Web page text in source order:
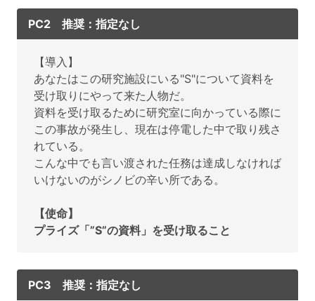
PC2 推奨：指定なし
【導入】
あなたはこの研究施設にいる"S"について資料を
受け取りにやって来た人物だ。
資料を受け取るために研究室に向かっている際に
この事故が発生し、現在は停電した中で取り残さ
れている。
こんな中でも言い渡された任務は達成しなければ
いけないのがシノビの辛い所である。
【使命】
プライズ「”S”の資料」を受け取ること
PC3 推奨：指定なし